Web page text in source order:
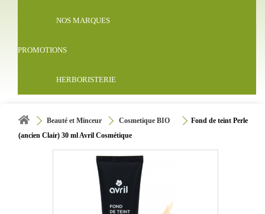
NOS MARQUES
PROMOTIONS
HERBORISTERIE
Beauté et Minceur Cosmetique BIO
Fond de teint Perle
(ancien Clair) 30 ml Avril Cosmétique